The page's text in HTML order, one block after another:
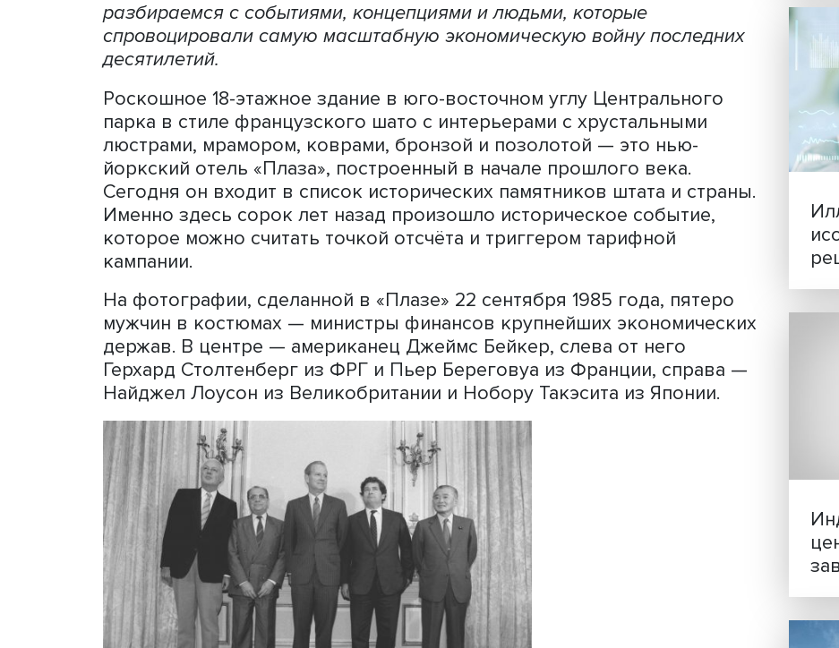
Фото: New York Post
Тарифная война, развязанная Дональдом Трампом, выглядит как
намеренное разрушение сложившегося статус-кво в глобальной
экономике. Реиндустриализация США и ликвидация дисбалансов в
торговле, заявленные Белым домом в качестве целей этой
кажутся экспертам невыполнимыми. В расследовании HSE Daily
разбираемся с событиями, концепциями и людьми, которые
спровоцировали самую масштабную экономическую войну
десятилетий.
Роскошное 18-этажное здание в юго-восточном углу Центрального
парка в стиле французского шато с интерьерами с хрустальными
люстрами, мрамором, коврами, бронзой и позолотой — это нью-
йоркский отель «Плаза», построенный в начале прошлого века.
Сегодня он входит в список исторических памятников штата и
Именно здесь сорок лет назад произошло историческое событие,
которое можно считать точкой отсчёта и триггером тарифной
кампании.
На фотографии, сделанной в «Плазе» 22 сентября 1985 года,
мужчин в костюмах — министры финансов крупнейших
держав. В центре — американец Джеймс Бейкер, слева от него
Герхард Столтенберг из ФРГ и Пьер Береговуа из Франции, справа
Найджел Лоусон из Великобритании и Нобору Такэсита из Японии.